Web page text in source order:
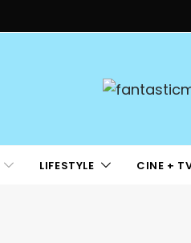
LIFESTYLE CINE +